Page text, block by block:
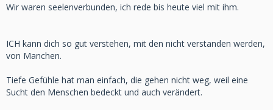
Wir waren seelenverbunden, ich rede bis heute viel mit ihm.
ICH kann dich so gut verstehen, mit den nicht verstanden werden,
von Manchen.
Tiefe Gefühle hat man einfach, die gehen nicht weg, weil eine
Sucht den Menschen bedeckt und auch verändert.